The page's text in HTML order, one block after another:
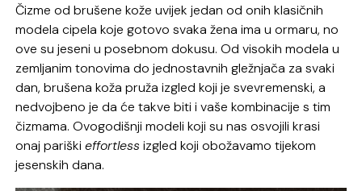
Čizme od brušene kože uvijek jedan od onih klasičnih
modela cipela koje gotovo svaka žena ima u ormaru, no
ove su jeseni u posebnom dokusu. Od visokih modela u
zemljanim tonovima do jednostavnih gležnjača za svaki
dan, brušena koža pruža izgled koji je svevremenski, a
nedvojbeno je da će takve biti i vaše kombinacije s tim
čizmama. Ovogodišnji modeli koji su nas osvojili krasi
onaj pariškieffortless izgled koji obožavamo tijekom
jesenskih dana.